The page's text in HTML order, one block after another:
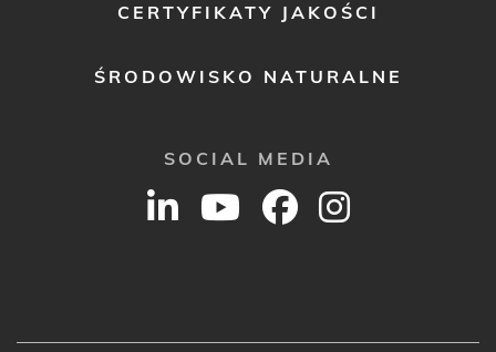
CERTYFIKATY JAKOŚCI
ŚRODOWISKO NATURALNE
SOCIAL MEDIA